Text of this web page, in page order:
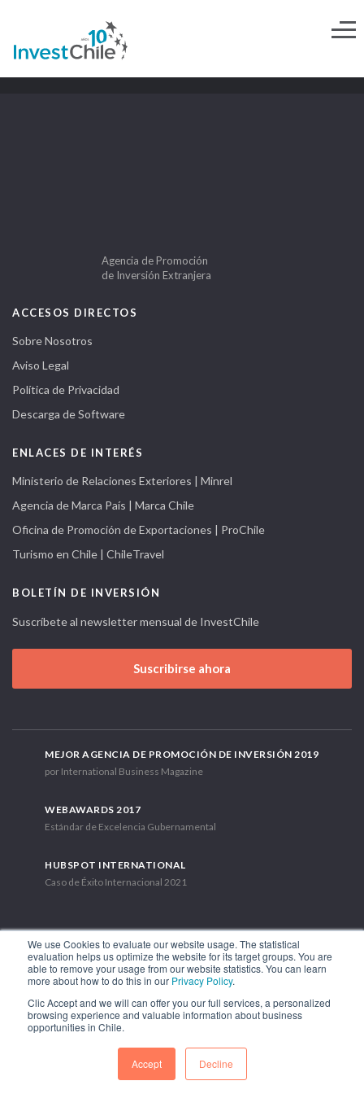
We use Cookies to evaluate our website usage. The statistical
evaluation helps us optimize the website for its target groups. You are
able to remove your usage from our website statistics. You can learn
more about how to do this in our Privacy Policy.
Clic Accept and we will can offer you our full services, a personalized
browsing experience and valuable information about business
opportunities in Chile.
Accept Decline
Agencia de Promoción
de Inversión Extranjera
ACCESOS DIRECTOS
Sobre Nosotros
Aviso Legal
Política de Privacidad
Descarga de Software
ENLACES DE INTERÉS
Ministerio de Relaciones Exteriores | Minrel
Agencia de Marca País | Marca Chile
Oficina de Promoción de Exportaciones | ProChile
Turismo en Chile | ChileTravel
BOLETÍN DE INVERSIÓN
Suscríbete al newsletter mensual de InvestChile
Suscribirse ahora
MEJOR AGENCIA DE PROMOCIÓN DE INVERSIÓN 2019
por International Business Magazine
WEBAWARDS 2017
Estándar de Excelencia Gubernamental
HUBSPOT INTERNATIONAL
Caso de Éxito Internacional 2021
Av. Libertador Bernardo O'Higgins 1449, Torre 7, Piso 15. Santiago,
Teléfono: (56-2) 2663 9211
SÍGUENOS